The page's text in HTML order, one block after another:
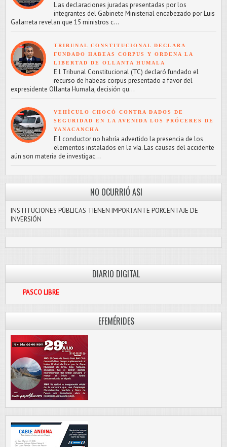
L as declaraciones juradas presentadas por los
integrantes del Gabinete Ministerial encabezado por Luis
Galarreta revelan que 15 ministros c...
TRIBUNAL CONSTITUCIONAL DECLARA
FUNDADO HABEAS CORPUS Y ORDENA LA
LIBERTAD DE OLLANTA HUMALA
E l Tribunal Constitucional (TC) declaró fundado el
recurso de habeas corpus presentado a favor del
expresidente Ollanta Humala, decisión qu...
VEHÍCULO CHOCÓ CONTRA DADOS DE
SEGURIDAD EN LA AVENIDA LOS PRÓCERES DE
YANACANCHA
E l conductor no habría advertido la presencia de los
elementos instalados en la vía. Las causas del accidente
aún son materia de investigac...
NO OCURRIÓ ASI
INSTITUCIONES PÚBLICAS TIENEN IMPORTANTE PORCENTAJE DE
INVERSIÓN
DIARIO DIGITAL
EFEMÉRIDES